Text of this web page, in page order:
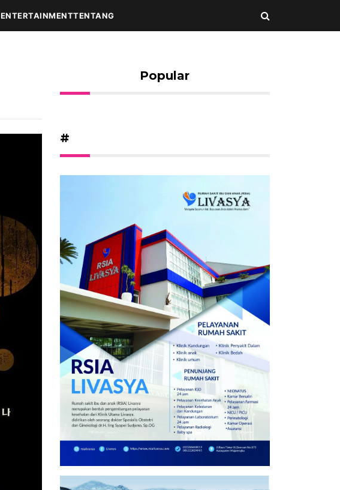
ENTERTAINMENTTENTANG
Popular
#